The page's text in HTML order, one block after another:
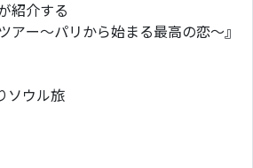
紹介する
アー～パリから始まる最高の恋～』
ソウル旅